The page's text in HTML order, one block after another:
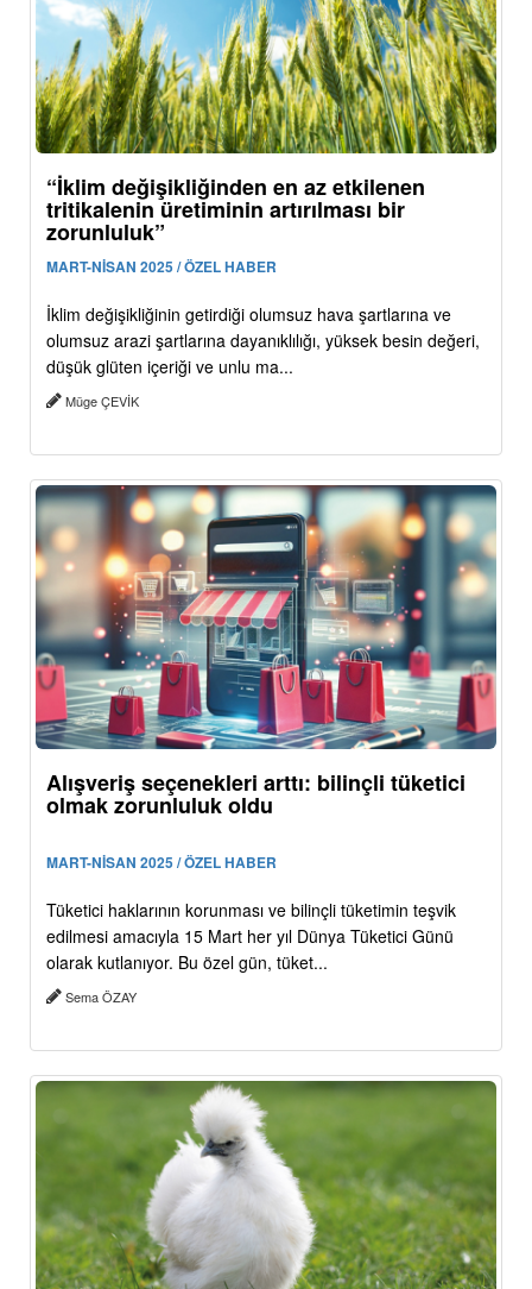
“İklim değişikliğinden en az etkilenen
tritikalenin üretiminin artırılması bir
zorunluluk”
MART-NİSAN 2025 / ÖZEL HABER
İklim değişikliğinin getirdiği olumsuz hava şartlarına ve
olumsuz arazi şartlarına dayanıklılığı, yüksek besin değeri,
düşük glüten içeriği ve unlu ma...
Müge ÇEVİK
Alışveriş seçenekleri arttı: bilinçli tüketici
olmak zorunluluk oldu
MART-NİSAN 2025 / ÖZEL HABER
Tüketici haklarının korunması ve bilinçli tüketimin teşvik
edilmesi amacıyla 15 Mart her yıl Dünya Tüketici Günü
olarak kutlanıyor. Bu özel gün, tüket...
Sema ÖZAY